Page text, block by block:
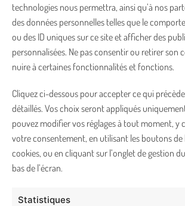
technologies nous permettra, ainsi qu’à nos
des données personnelles telles que le
ou des ID uniques sur ce site et afficher des
personnalisées. Ne pas consentir ou retirer son
nuire à certaines fonctionnalités et fonctions.
Cliquez ci-dessous pour accepter ce qui
détaillés. Vos choix seront appliqués
pouvez modifier vos réglages à tout moment, y
votre consentement, en utilisant les boutons
cookies, ou en cliquant sur l’onglet de gestion
bas de l’écran.
Statistiques
Garantie satisfait ou
Foire aux Questions
Carte cadeau
Fidélité
Rétractation et retours
CONTACT